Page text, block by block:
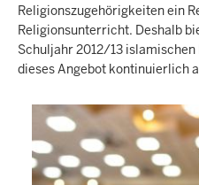
Religionszugehörigkeiten ein
Religionsunterricht. Deshalb
Schuljahr 2012/13
dieses Angebot kontinuierlich